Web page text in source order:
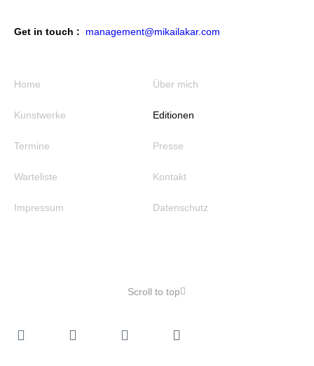
Get in touch : management@mikailakar.com
Home Über mich
Kunstwerke Editionen
Termine Presse
Warteliste Kontakt
Impressum Datenschutz
Scroll to top